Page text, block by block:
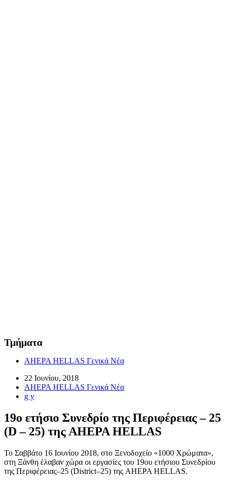
Τμήματα
AHEPA HELLAS Γενικά Νέα
22 Ιουνίου, 2018
AHEPA HELLAS Γενικά Νέα
g y
19ο ετήσιο Συνεδρίο της Περιφέρειας – 25
(D – 25) της AHEPA HELLAS
Το Σαββάτο 16 Ιουνίου 2018, στο Ξενοδοχείο «1000 Χρώματα»,
στη Ξάνθη έλαβαν χώρα οι εργασίες του 19ου ετήσιου Συνεδρίου
της Περιφέρειας–25 (District–25) της AHEPA HELLAS.